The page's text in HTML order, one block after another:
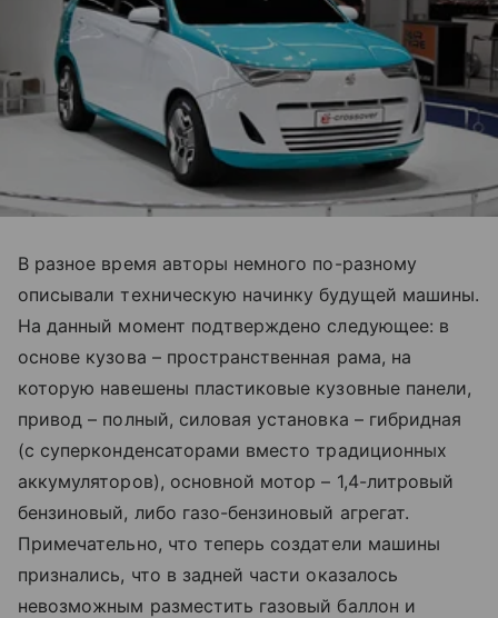
В разное время авторы немного по-разному
описывали техническую начинку будущей машины.
На данный момент подтверждено следующее: в
основе кузова – пространственная рама, на
которую навешены пластиковые кузовные панели,
привод – полный, силовая установка – гибридная
(с суперконденсаторами вместо традиционных
аккумуляторов), основной мотор – 1,4-литровый
бензиновый, либо газо-бензиновый агрегат.
Примечательно, что теперь создатели машины
признались, что в задней части оказалось
невозможным разместить газовый баллон и